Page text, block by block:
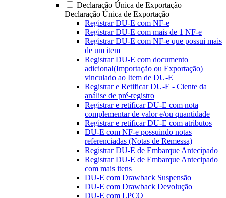
Declaração Única de Exportação
Declaração Única de Exportação
Registrar DU-E com NF-e
Registrar DU-E com mais de 1 NF-e
Registrar DU-E com NF-e que possui mais
de um item
Registrar DU-E com documento
adicional(Importação ou Exportação)
vinculado ao Item de DU-E
Registrar e Retificar DU-E - Ciente da
análise de pré-registro
Registrar e retificar DU-E com nota
complementar de valor e/ou quantidade
Registrar e retificar DU-E com atributos
DU-E com NF-e possuindo notas
referenciadas (Notas de Remessa)
Registrar DU-E de Embarque Antecipado
Registrar DU-E de Embarque Antecipado
com mais itens
DU-E com Drawback Suspensão
DU-E com Drawback Devolução
DU-E com LPCO